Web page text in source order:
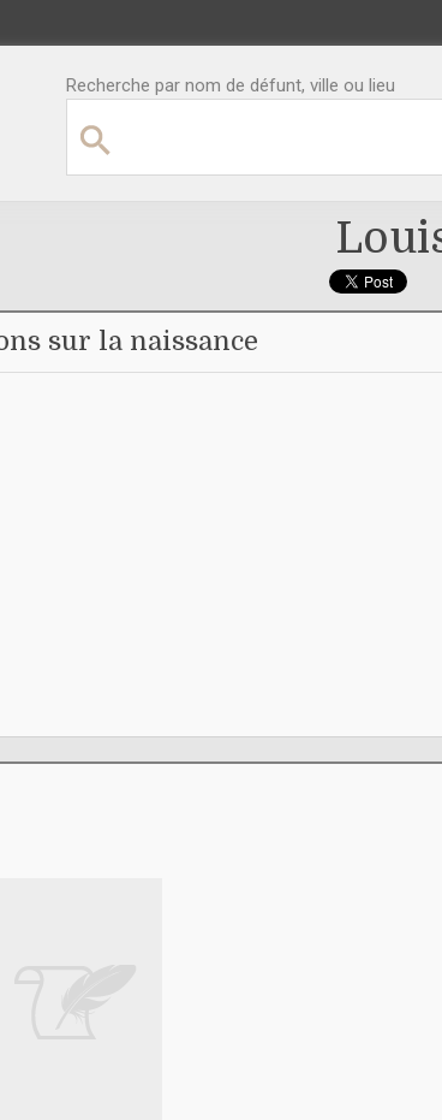
Recherche par nom de défunt, ville ou lieu
sur la naissance